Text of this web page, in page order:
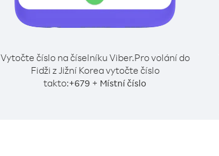
Vytočte číslo na číselníku Viber.Pro volání do
Fidži z Jižní Korea vytočte číslo
takto:+679 + Místní číslo